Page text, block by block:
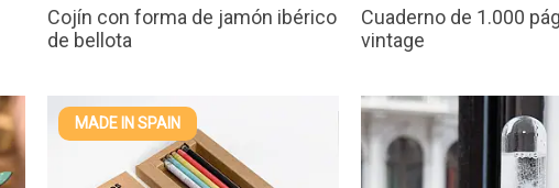
Cojín con forma de jamón ibérico
de bellota
Cuaderno de 1.000
vintage
MADE IN SPAIN